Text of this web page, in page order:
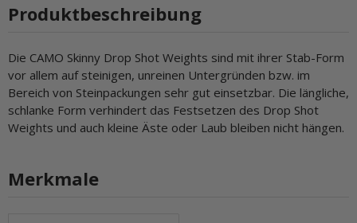
Produktbeschreibung
Die CAMO Skinny Drop Shot Weights sind mit ihrer Stab-Form
vor allem auf steinigen, unreinen Untergründen bzw. im
Bereich von Steinpackungen sehr gut einsetzbar. Die längliche,
schlanke Form verhindert das Festsetzen des Drop Shot
Weights und auch kleine Äste oder Laub bleiben nicht hängen.
Merkmale